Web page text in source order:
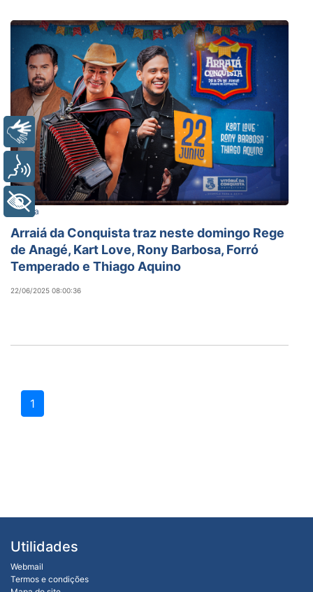
Cultura
Arraiá da Conquista traz neste domingo Rege
de Anagé, Kart Love, Rony Barbosa, Forró
Temperado e Thiago Aquino
22/06/2025 08:00:36
1
Utilidades
Webmail
Termos e condições
Libras
Voz
+ Acessibilidade